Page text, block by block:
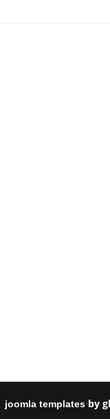
joomla templates by